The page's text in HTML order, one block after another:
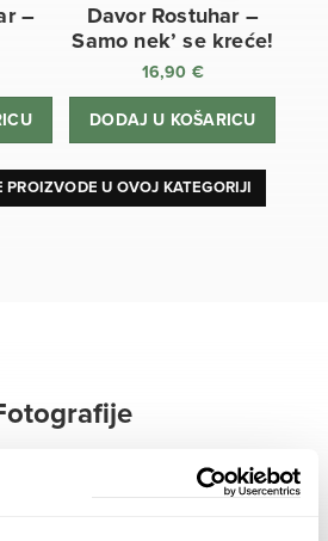
–
Davor Rostuhar –
Samo nek’ se kreće!
16,90 €
DODAJ U KOŠARICU
PROIZVODE U OVOJ KATEGORIJI